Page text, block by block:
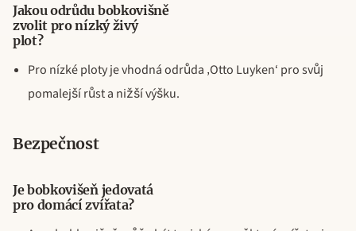
Jakou odrůdu bobkovišně
zvolit pro nízký živý
plot?
Pro nízké ploty je vhodná odrůda ‚Otto Luyken‘ pro svůj
pomalejší růst a nižší výšku.
Bezpečnost
Je bobkovišeň jedovatá
pro domácí zvířata?